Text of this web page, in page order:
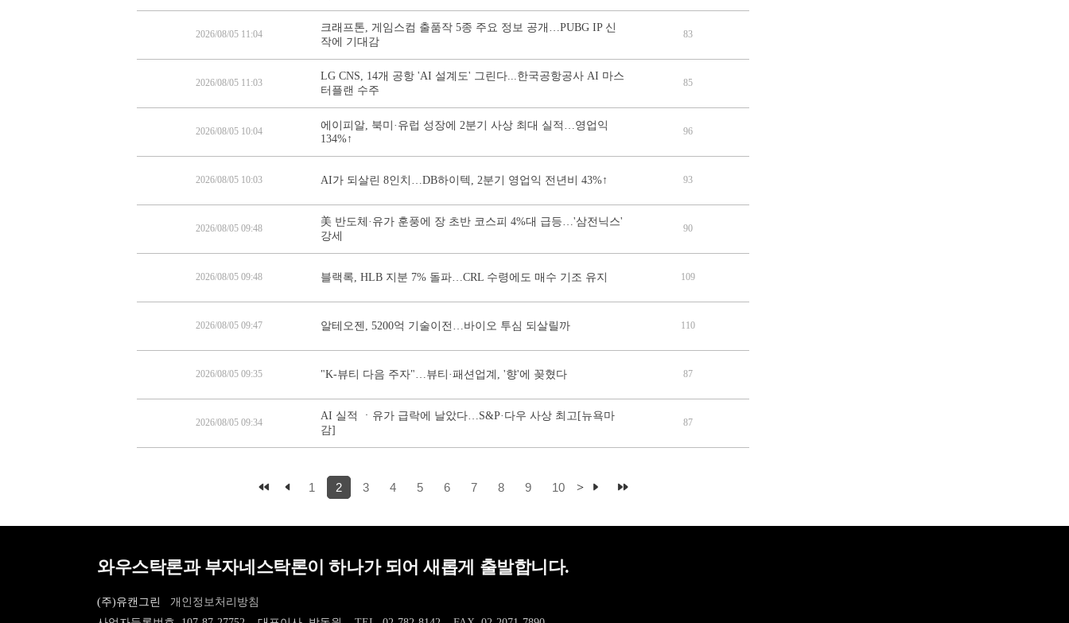
2026/08/05 11:04
크래프톤, 게임스컴 출품작 5종 주요 정보 공개…PUBG IP 신
작에 기대감
83
2026/08/05 11:03
LG CNS, 14개 공항 'AI 설계도' 그린다...한국공항공사 AI 마스
터플랜 수주
85
2026/08/05 10:04
에이피알, 북미·유럽 성장에 2분기 사상 최대 실적…영업익
134%↑
96
2026/08/05 10:03 AI가 되살린 8인치…DB하이텍, 2분기 영업익 전년비 43%↑ 93
2026/08/05 09:48
美 반도체·유가 훈풍에 장 초반 코스피 4%대 급등…'삼전닉스'
강세
90
2026/08/05 09:48 블랙록, HLB 지분 7% 돌파…CRL 수령에도 매수 기조 유지 109
2026/08/05 09:47 알테오젠, 5200억 기술이전…바이오 투심 되살릴까 110
2026/08/05 09:35 "K-뷰티 다음 주자"…뷰티·패션업계, '향'에 꽂혔다 87
2026/08/05 09:34
AI 실적 ㆍ유가 급락에 날았다…S&P·다우 사상 최고[뉴욕마
감]
87
1 2 3 4 5 6 7 8 9 10 >
와우스탁론과 부자네스탁론이 하나가 되어 새롭게 출발합니다.
(주)유캔그린
개인정보처리방침